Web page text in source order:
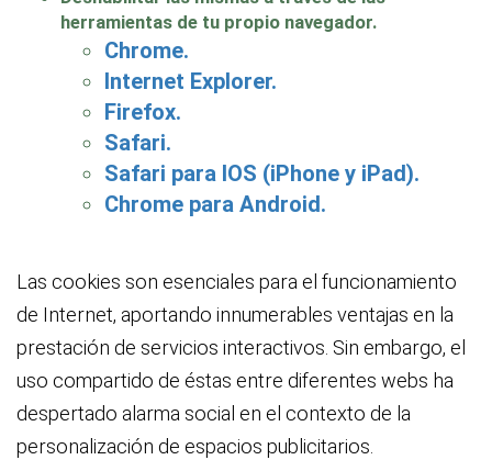
herramientas de tu propio navegador.
Chrome.
Internet Explorer.
Firefox.
Safari.
Safari para IOS (iPhone y iPad).
Chrome para Android.
Las cookies son esenciales para el funcionamiento
de Internet, aportando innumerables ventajas en la
prestación de servicios interactivos. Sin embargo, el
uso compartido de éstas entre diferentes webs ha
despertado alarma social en el contexto de la
personalización de espacios publicitarios.